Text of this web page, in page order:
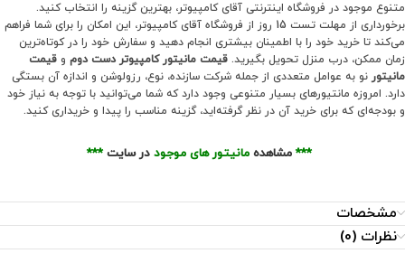
متنوع موجود در فروشگاه اینترنتی آقای کامپیوتر، بهترین گزینه را انتخاب کنید.
برخورداری از مهلت تست 15 روز از فروشگاه آقای کامپیوتر، این امکان را برای شما فراهم
می‌کند تا خرید خود را با اطمینان بیشتری انجام دهید و سفارش خود را در کوتاه‌ترین
زمان ممکن، درب منزل تحویل بگیرید. قیمت مانیتور کامپیوتر دست دوم و قیمت
مانیتور نو به عوامل متعددی از جمله شرکت سازنده، نوع، رزولوشن و اندازه آن بستگی
دارد. امروزه مانتیور‌های بسیار متنوعی وجود دارد که شما می‌توانید با توجه به نیاز خود
و بودجه‌ای که برای خرید آن در نظر گرفته‌اید، گزینه مناسب را پیدا و خریداری کنید.
***مشاهده مانیتور های موجود در سایت***
مشخصات
نظرات (0)